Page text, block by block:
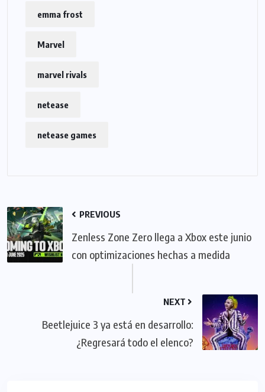
emma frost
Marvel
marvel rivals
netease
netease games
PREVIOUS
Zenless Zone Zero llega a Xbox este junio
con optimizaciones hechas a medida
NEXT
Beetlejuice 3 ya está en desarrollo:
¿Regresará todo el elenco?